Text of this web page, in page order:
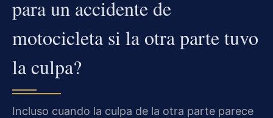
para un accidente de
motocicleta si la otra parte tuvo
la culpa?
Incluso cuando la culpa de la otra parte parece